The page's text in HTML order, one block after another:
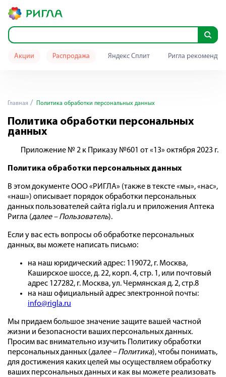
Акции Распродажа Яндекс Сплит Ригла
Главная Политика обработки персональных данных
Политика обработки персональных
данных
Приложение № 2 к Приказу №601 от «13» октября 2023 г.
Политика обработки персональных данных
В этом документе ООО «РИГЛА» (также в тексте «мы», «нас»,
«наш») описывает порядок обработки персональных
данных пользователей сайта rigla.ru и приложения Аптека
Ригла (далее – Пользователь).
Если у вас есть вопросы об обработке персональных
данных, вы можете написать письмо:
на наш юридический адрес: 119072, г. Москва,
Каширское шоссе, д. 22, корп. 4, стр. 1, или почтовый
адрес 127282, г. Москва, ул. Чермянская д. 2, стр.8
на наш официальный адрес электронной почты:
info@rigla.ru
Мы придаем большое значение защите вашей частной
жизни и безопасности ваших персональных данных.
Просим вас внимательно изучить Политику обработки
персональных данных (далее – Политика), чтобы понимать,
для достижения каких целей мы осуществляем обработку
ваших персональных данных и как вы можете реализовать